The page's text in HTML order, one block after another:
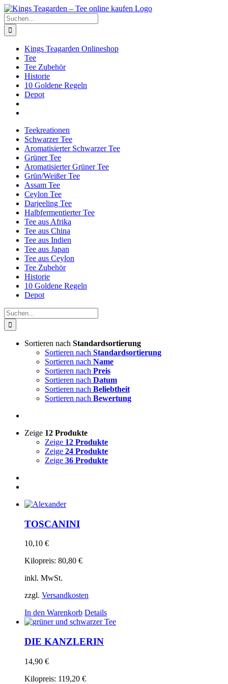
Zum
Inhalt
springen
Facebook
X
Instagram
Pinterest
Suche
nach:
Kings Teagarden Onlineshop
Tee
Tee Zubehör
Historie
10 Goldene Regeln
Depot
Teekreationen
Schwarzer Tee
Aromatisierter Schwarzer Tee
Grüner Tee
Aromatisierter Grüner Tee
Grün/Weißer Tee
Assam Tee
Ceylon Tee
Darjeeling Tee
Halbfermentierter Tee
Tee aus Afrika
Tee aus China
Tee aus Indien
Tee aus Japan
Tee aus Ceylon
Tee Zubehör
Historie
10 Goldene Regeln
Depot
Suche
nach:
Sortieren nach Standardsortierung
Sortieren nach Standardsortierung
Sortieren nach Name
Sortieren nach Preis
Sortieren nach Datum
Sortieren nach Beliebtheit
Sortieren nach Bewertung
Zeige 12 Produkte
Zeige 12 Produkte
Zeige 24 Produkte
Zeige 36 Produkte
TOSCANINI
10,10 €
Kilopreis: 80,80 €
inkl. MwSt.
zzgl. Versandkosten
In den Warenkorb Details
DIE KANZLERIN
14,90 €
Kilopreis: 119,20 €